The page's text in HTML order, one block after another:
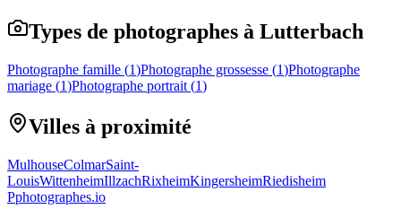
Types de photographes à Lutterbach
Photographe famille (1)Photographe grossesse (1)Photographe
mariage (1)Photographe portrait (1)
Villes à proximité
MulhouseColmarSaint-
LouisWittenheimIllzachRixheimKingersheimRiedisheim
Pphotographes.io